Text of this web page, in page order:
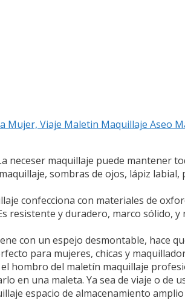
Mujer, Viaje Maletin Maquillaje Aseo
- La neceser maquillaje puede
sombras de ojos, lápiz
confecciona con materiales de
resistente y duradero, marco sólido,
con un espejo desmontable, hace
para mujeres, chicas y
el hombro del maletín maquillaje
en una maleta. Ya sea de viaje o de
espacio de almacenamiento